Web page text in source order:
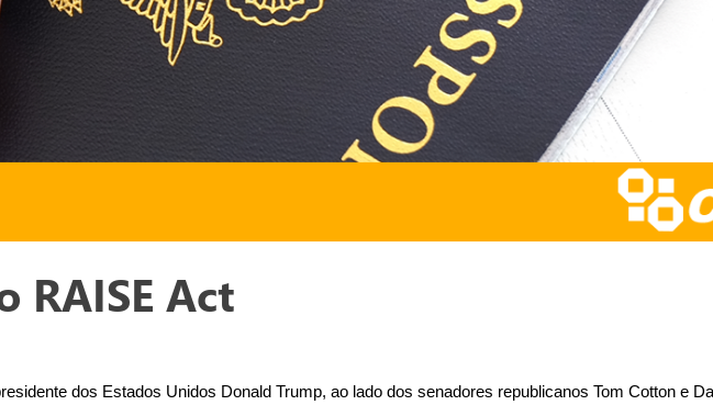
RAISE Act
dos Estados Unidos Donald Trump, ao lado dos senadores republicanos Tom Cotton e